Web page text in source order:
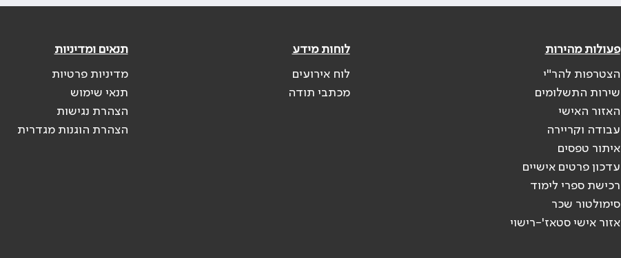
פעולות מהירות
הצטרפות להר"י
שירות התשלומים
האזור האישי
עבודה וקריירה
איתור טפסים
עדכון פרטים אישיים
רכישת ספרי לימוד
סימולטור שכר
אזור אישי סטאז'-רישוי
לוחות מידע
לוח אירועים
מכתבי תודה
תנאים ומדיניות
מדיניות פרטיות
תנאי שימוש
הצהרת נגישות
הצהרת הוגנות מגדרית